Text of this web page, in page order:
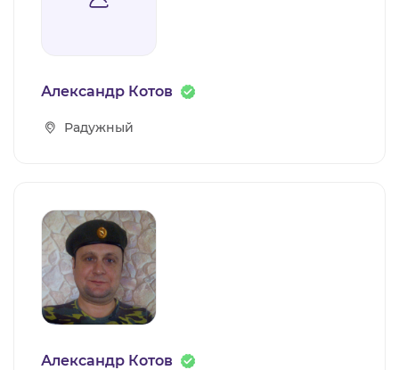
Александр Котов
Радужный
Александр Котов